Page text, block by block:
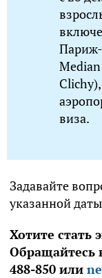
виза.
Задавайте
указанной
Хотите стать
Обращайтесь
488-850 или